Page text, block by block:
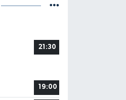
21:30
19:00